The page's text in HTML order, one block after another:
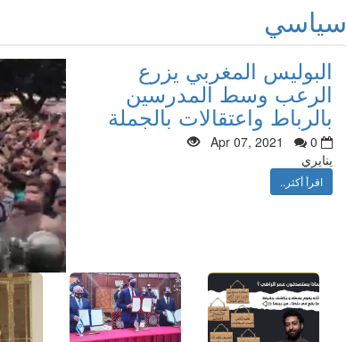
سياسي
البوليس المغربي يزرع
الرعب وسط المدرسين
بالرباط واعتقالات بالجملة
Apr 07, 2021
0
ينايري
اقرأ أكثر..